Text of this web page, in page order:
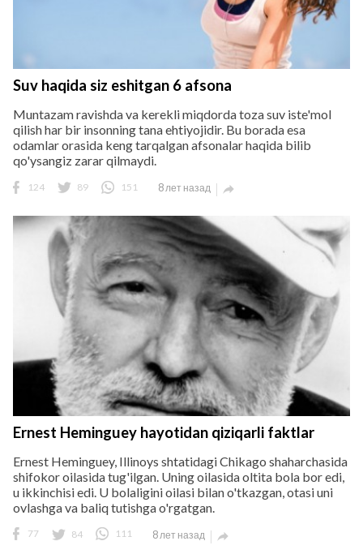
Suv haqida siz eshitgan 6 afsona
Muntazam ravishda va kerekli miqdorda toza suv iste'mol
qilish har bir insonning tana ehtiyojidir. Bu borada esa
odamlar orasida keng tarqalgan afsonalar haqida bilib
qo'ysangiz zarar qilmaydi.
124 89 151 8 лет назад 
Ernest Heminguey hayotidan qiziqarli faktlar
Ernest Heminguey, Illinoys shtatidagi Chikago shaharchasida
shifokor oilasida tug'ilgan. Uning oilasida oltita bola bor edi,
u ikkinchisi edi. U bolaligini oilasi bilan o'tkazgan, otasi uni
ovlashga va baliq tutishga o'rgatgan.
77 84 111 8 лет назад 